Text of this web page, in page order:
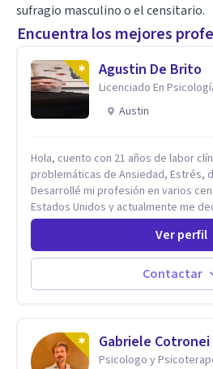
sufragio masculino o el censitario.
Encuentra los mejores
Agustin De Brito
Licenciado En
Austin
Hola, cuento con 21 años de labor
problemáticas de Ansiedad, Estrés, depresión y adicciones.
Desarrollé mi profesión en varios
Estados Unidos y actualmente me
privada. Utilizo terapias cognitivas
evidencia científica con comprobados
objetivos terapéuticos están
herramientas concretas para el
desarrollar nuevas habilidades y
Ver perfil
Contactar
Gabriele Cotronei
Psicologo y